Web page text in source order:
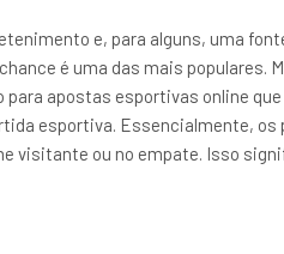
e, para alguns, uma
é uma das mais populares.
apostas esportivas online
esportiva. Essencialmente,
visitante ou no empate. Isso